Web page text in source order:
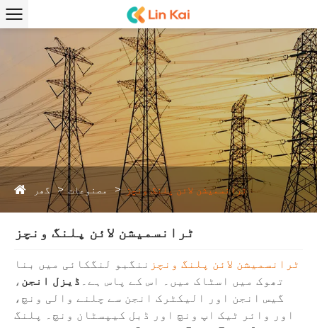
گھر مصنوعات ٹرانسمیشن لائن پلنگ ونچز
ٹرانسمیشن لائن پلنگ ونچز
ٹرانسمیشن لائن پلنگ ونچز ننگبو لنگکائی میں بنا
تھوک میں اسٹاک میں۔ اس کے پاس ہے۔
ڈیزل انجن ،
گیس انجن اور الیکٹرک انجن سے چلنے والی ونچ،
اور وائر ٹیک اپ ونچ اور ڈبل کیپسٹان ونچ۔ پلنگ